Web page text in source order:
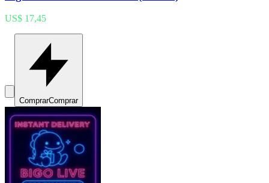
US$ 17,45
ComprarComprar